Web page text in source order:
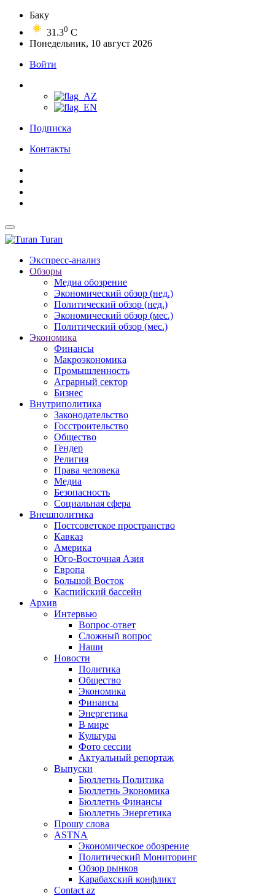
Баку
31.30 C
Понедельник, 10 август 2026
Войти
Подписка
Контакты
Turan
Экспресс-анализ
Обзоры
Медиа обозрение
Экономический обзор (нед.)
Политический обзор (нед.)
Экономический обзор (мес.)
Политический обзор (мес.)
Экономика
Финансы
Макроэкономика
Промышленность
Аграрный сектор
Бизнес
Внутриполитика
Законодательство
Госстроительство
Общество
Гендер
Религия
Права человека
Медиа
Безопасность
Социальная сфера
Внешполитика
Постсоветское пространство
Кавказ
Америка
Юго-Восточная Азия
Европа
Большой Восток
Каспийский бассейн
Архив
Интервью
Вопрос-ответ
Сложный вопрос
Наши
Новости
Политика
Общество
Экономика
Финансы
Энергетика
В мире
Культура
Фото сессии
Актуальный репортаж
Выпуски
Бюллетнь Политика
Бюллетнь Экономика
Бюллетнь Финансы
Бюллетнь Энергетика
Прошу слова
ASTNA
Экономическое обозрение
Политический Мониторинг
Обзор рынков
Карабахский конфликт
Contact az